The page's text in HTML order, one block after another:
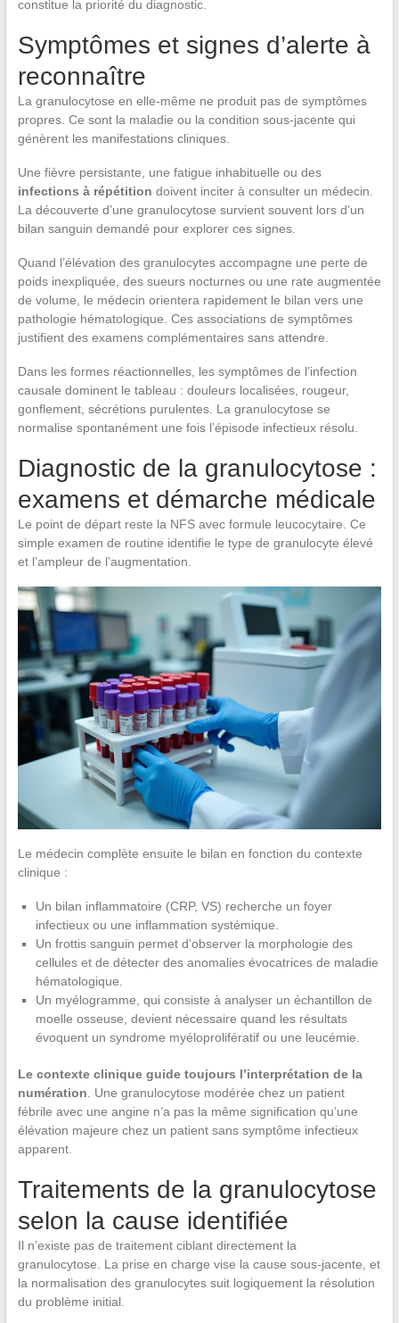
constitue la priorité du diagnostic.
Symptômes et signes d’alerte à
reconnaître
La granulocytose en elle-même ne produit pas de symptômes
propres. Ce sont la maladie ou la condition sous-jacente qui
génèrent les manifestations cliniques.
Une fièvre persistante, une fatigue inhabituelle ou des
infections à répétition doivent inciter à consulter un médecin.
La découverte d’une granulocytose survient souvent lors d’un
bilan sanguin demandé pour explorer ces signes.
Quand l’élévation des granulocytes accompagne une perte de
poids inexpliquée, des sueurs nocturnes ou une rate augmentée
de volume, le médecin orientera rapidement le bilan vers une
pathologie hématologique. Ces associations de symptômes
justifient des examens complémentaires sans attendre.
Dans les formes réactionnelles, les symptômes de l’infection
causale dominent le tableau : douleurs localisées, rougeur,
gonflement, sécrétions purulentes. La granulocytose se
normalise spontanément une fois l’épisode infectieux résolu.
Diagnostic de la granulocytose :
examens et démarche médicale
Le point de départ reste la NFS avec formule leucocytaire. Ce
simple examen de routine identifie le type de granulocyte élevé
et l’ampleur de l’augmentation.
Le médecin complète ensuite le bilan en fonction du contexte
clinique :
Un bilan inflammatoire (CRP, VS) recherche un foyer
infectieux ou une inflammation systémique.
Un frottis sanguin permet d’observer la morphologie des
cellules et de détecter des anomalies évocatrices de maladie
hématologique.
Un myélogramme, qui consiste à analyser un échantillon de
moelle osseuse, devient nécessaire quand les résultats
évoquent un syndrome myéloprolifératif ou une leucémie.
Le contexte clinique guide toujours l’interprétation de la
numération. Une granulocytose modérée chez un patient
fébrile avec une angine n’a pas la même signification qu’une
élévation majeure chez un patient sans symptôme infectieux
apparent.
Traitements de la granulocytose
selon la cause identifiée
Il n’existe pas de traitement ciblant directement la
granulocytose. La prise en charge vise la cause sous-jacente, et
la normalisation des granulocytes suit logiquement la résolution
du problème initial.